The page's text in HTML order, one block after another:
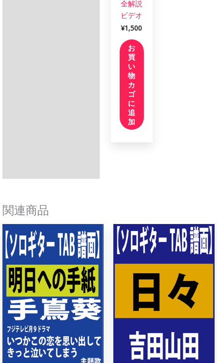
全解説
ビデオ
¥1,500
お
買
い
物
カ
ゴ
に
追
加
関連商品